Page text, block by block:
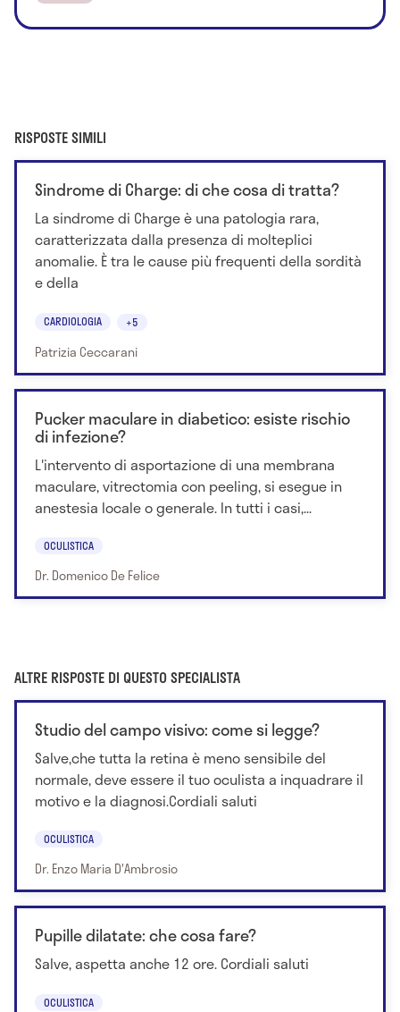
RISPOSTE SIMILI
Sindrome di Charge: di che cosa di tratta?
La sindrome di Charge è una patologia rara,
caratterizzata dalla presenza di molteplici
anomalie. È tra le cause più frequenti della sordità
e della
CARDIOLOGIA +5
Patrizia Ceccarani
Pucker maculare in diabetico: esiste rischio
di infezione?
L'intervento di asportazione di una membrana
maculare, vitrectomia con peeling, si esegue in
anestesia locale o generale. In tutti i casi,...
OCULISTICA
Dr. Domenico De Felice
ALTRE RISPOSTE DI QUESTO SPECIALISTA
Studio del campo visivo: come si legge?
Salve,che tutta la retina è meno sensibile del
normale, deve essere il tuo oculista a inquadrare il
motivo e la diagnosi.Cordiali saluti
OCULISTICA
Dr. Enzo Maria D'Ambrosio
Pupille dilatate: che cosa fare?
Salve, aspetta anche 12 ore. Cordiali saluti
OCULISTICA